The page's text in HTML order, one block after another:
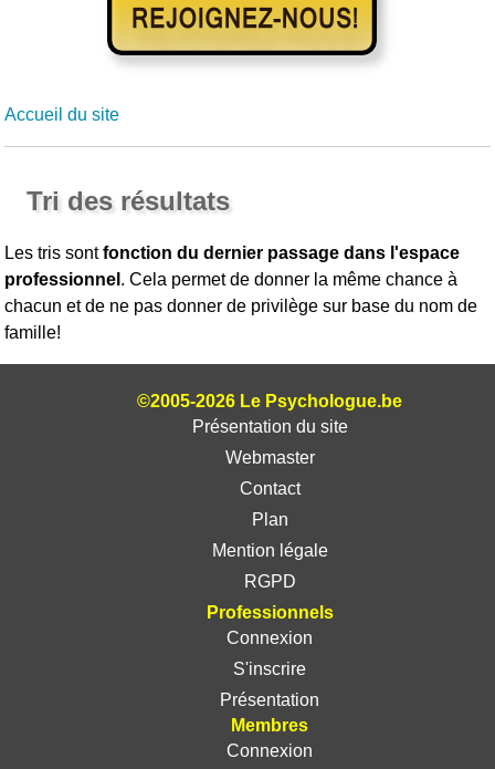
Accueil du site
Tri des résultats
Les tris sontfonction du dernier passage dans l'espace
professionnel . Cela permet de donner la même chance à
chacun et de ne pas donner de privilège sur base du nom de
famille!
©2005-2026 Le Psychologue.be
Présentation du site
Webmaster
Contact
Plan
Mention légale
RGPD
Professionnels
Connexion
S'inscrire
Présentation
Membres
Connexion